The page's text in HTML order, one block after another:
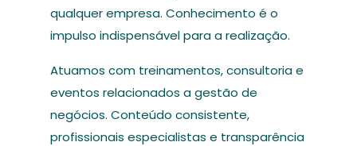
qualquer empresa. Conhecimento é o
impulso indispensável para a realização.
Atuamos com treinamentos, consultoria e
eventos relacionados a gestão de
negócios. Conteúdo consistente,
profissionais especialistas e transparência